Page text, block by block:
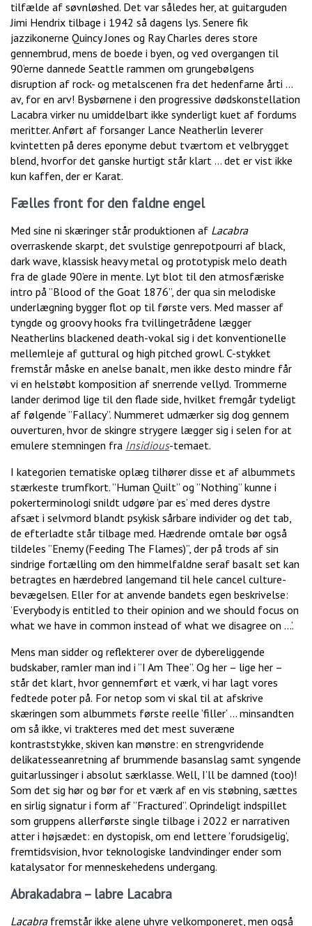
tilfælde af søvnløshed. Det var således her, at guitarguden
Jimi Hendrix tilbage i 1942 så dagens lys. Senere fik
jazzikonerne Quincy Jones og Ray Charles deres store
gennembrud, mens de boede i byen, og ved overgangen til
90’erne dannede Seattle rammen om grungebølgens
disruption af rock- og metalscenen fra det hedenfarne årti …
av, for en arv! Bysbørnene i den progressive dødskonstellation
Lacabra virker nu umiddelbart ikke synderligt kuet af fordums
meritter. Anført af forsanger Lance Neatherlin leverer
kvintetten på deres eponyme debut tværtom et velbrygget
blend, hvorfor det ganske hurtigt står klart … det er vist ikke
kun kaffen, der er Karat.
Fælles front for den faldne engel
Med sine ni skæringer står produktionen af Lacabra
overraskende skarpt, det svulstige genrepotpourri af black,
dark wave, klassisk heavy metal og prototypisk melo death
fra de glade 90’ere in mente. Lyt blot til den atmosfæriske
intro på ”Blood of the Goat 1876”, der qua sin melodiske
underlægning bygger flot op til første vers. Med masser af
tyngde og groovy hooks fra tvillingetrådene lægger
Neatherlins blackened death-vokal sig i det konventionelle
mellemleje af guttural og high pitched growl. C-stykket
fremstår måske en anelse banalt, men ikke desto mindre får
vi en helstøbt komposition af snerrende vellyd. Trommerne
lander derimod lige til den flade side, hvilket fremgår tydeligt
af følgende ”Fallacy”. Nummeret udmærker sig dog gennem
ouverturen, hvor de skingre strygere lægger sig i selen for at
emulere stemningen fra Insidious-temaet.
I kategorien tematiske oplæg tilhører disse et af albummets
stærkeste trumfkort. ”Human Quilt” og ”Nothing” kunne i
pokerterminologi snildt udgøre ’par es’ med deres dystre
afsæt i selvmord blandt psykisk sårbare individer og det tab,
de efterladte står tilbage med. Hædrende omtale bør også
tildeles ”Enemy (Feeding The Flames)”, der på trods af sin
sindrige fortælling om den himmelfaldne seraf basalt set kan
betragtes en hærdebred langemand til hele cancel culture-
bevægelsen. Eller for at anvende bandets egen beskrivelse:
’Everybody is entitled to their opinion and we should focus on
what we have in common instead of what we disagree on …’.
Mens man sidder og reflekterer over de dybereliggende
budskaber, ramler man ind i ”I Am Thee”. Og her – lige her –
står det klart, hvor gennemført et værk, vi har lagt vores
fedtede poter på. For netop som vi skal til at afskrive
skæringen som albummets første reelle ’filler’ … minsandten
om så ikke, vi trakteres med det mest suveræne
kontraststykke, skiven kan mønstre: en strengvridende
delikatesseanretning af brummende basanslag samt syngende
guitarlussinger i absolut særklasse. Well, I’ll be damned (too)!
Som det sig hør og bør for et værk af en vis støbning, sættes
en sirlig signatur i form af ”Fractured”. Oprindeligt indspillet
som gruppens allerførste single tilbage i 2022 er narrativen
atter i højsædet: en dystopisk, om end lettere ’forudsigelig’,
fremtidsvision, hvor teknologiske landvindinger ender som
katalysator for menneskehedens undergang.
Abrakadabra – labre Lacabra
Lacabrafremstår ikke alene uhyre velkomponeret, men også